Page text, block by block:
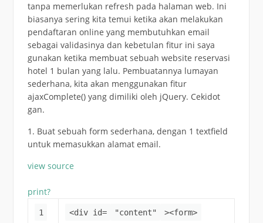
tanpa memerlukan refresh pada halaman web. Ini
biasanya sering kita temui ketika akan melakukan
pendaftaran online yang membutuhkan email
sebagai validasinya dan kebetulan fitur ini saya
gunakan ketika membuat sebuah website reservasi
hotel 1 bulan yang lalu. Pembuatannya lumayan
sederhana, kita akan menggunakan fitur
ajaxComplete() yang dimiliki oleh jQuery. Cekidot
gan.
1. Buat sebuah form sederhana, dengan 1 textfield
untuk memasukkan alamat email.
view source
print?
1 <div id= "content" ><form>